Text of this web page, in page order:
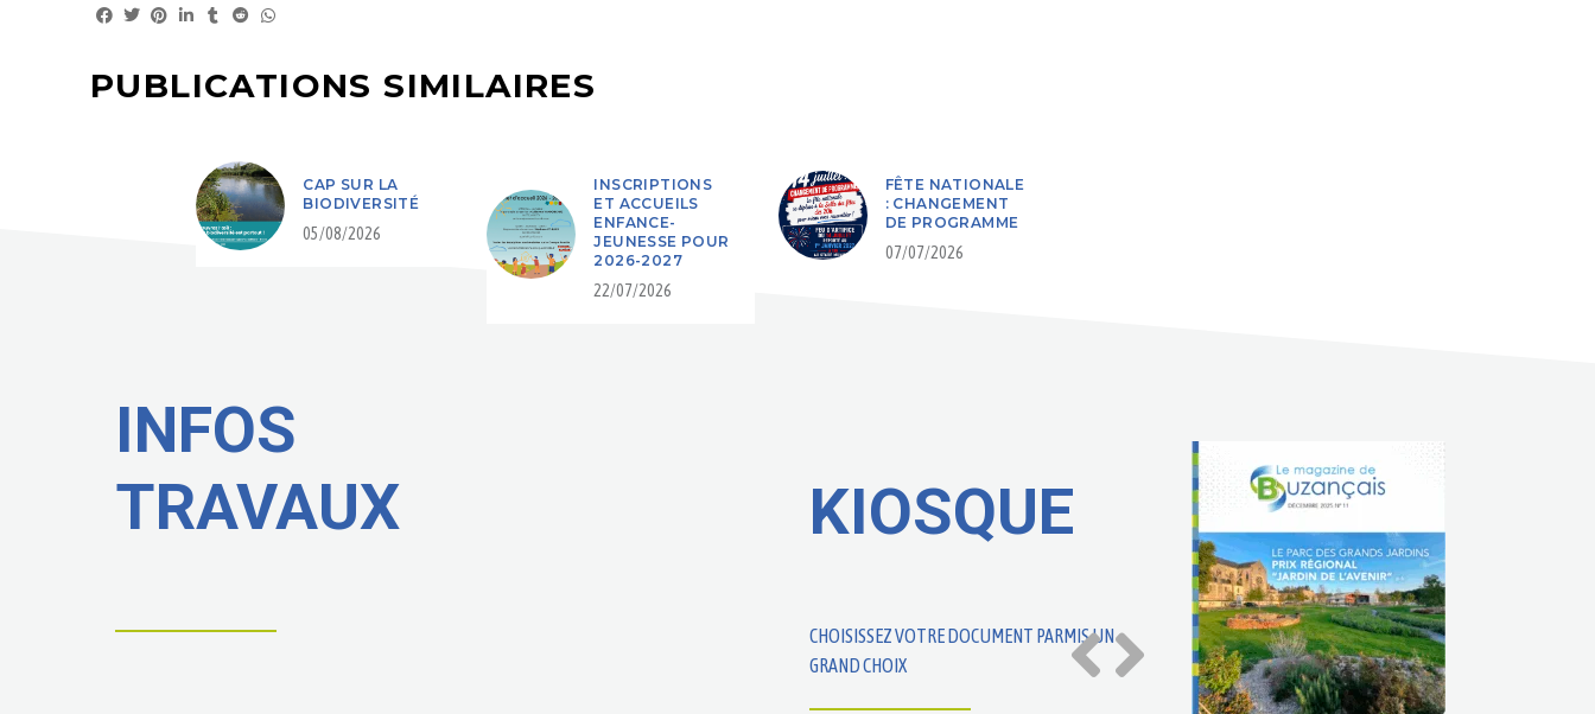
PUBLICATIONS SIMILAIRES
CAP SUR LA
BIODIVERSITÉ
05/08/2026
INSCRIPTIONS
ET ACCUEILS
ENFANCE-
JEUNESSE POUR
2026-2027
22/07/2026
FÊTE NATIONALE
: CHANGEMENT
DE PROGRAMME
07/07/2026
INFOS
TRAVAUX
KIOSQUE
CHOISISSEZ VOTRE DOCUMENT PARMIS UN
GRAND CHOIX